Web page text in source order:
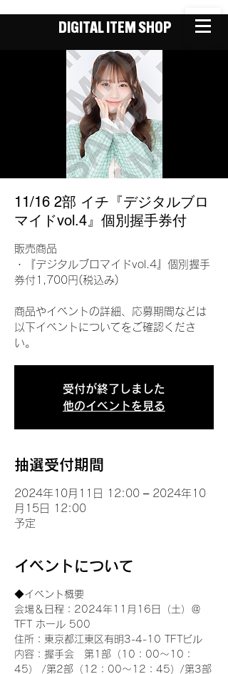
DIGITAL ITEM SHOP
11/16 2部 イチ『デジタルブロ
マイドvol.4』個別握手券付
販売商品
・『デジタルブロマイドvol.4』個別握手
券付1,700円(税込み)
商品やイベントの詳細、応募期間などは
以下イベントについてをご確認くださ
い。
受付が終了しました
他のイベントを見る
抽選受付期間
2024年10月11日 12:00 – 2024年10
月15日 12:00
予定
イベントについて
◆イベント概要
会場＆日程：2024年11月16日（土）＠
TFT ホール 500
住所：東京都江東区有明3-4-10 TFTビル
内容：握手会　第1部（10：00～10：
45） /第2部（12：00～12：45）/第3部